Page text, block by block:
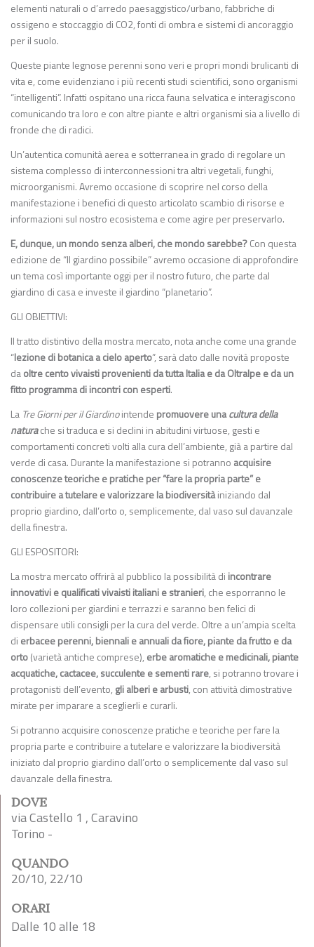
elementi naturali o d’arredo paesaggistico/urbano, fabbriche di
ossigeno e stoccaggio di CO2, fonti di ombra e sistemi di ancoraggio
per il suolo.
Queste piante legnose perenni sono veri e propri mondi brulicanti di
vita e, come evidenziano i più recenti studi scientifici, sono organismi
“intelligenti”. Infatti ospitano una ricca fauna selvatica e interagiscono
comunicando tra loro e con altre piante e altri organismi sia a livello di
fronde che di radici.
Un’autentica comunità aerea e sotterranea in grado di regolare un
sistema complesso di interconnessioni tra altri vegetali, funghi,
microorganismi. Avremo occasione di scoprire nel corso della
manifestazione i benefici di questo articolato scambio di risorse e
informazioni sul nostro ecosistema e come agire per preservarlo.
E, dunque, un mondo senza alberi, che mondo sarebbe?Con questa
edizione de “Il giardino possibile” avremo occasione di approfondire
un tema così importante oggi per il nostro futuro, che parte dal
giardino di casa e investe il giardino “planetario”.
GLI OBIETTIVI:
Il tratto distintivo della mostra mercato, nota anche come una grande
“lezione di botanica a cielo aperto”, sarà dato dalle novità proposte
daoltre cento vivaisti provenienti da tutta Italia e da Oltralpe e da un
fitto programma di incontri con esperti.
La Tre Giorni per il Giardinointende promuovere unacultura della
naturache si traduca e si declini in abitudini virtuose, gesti e
comportamenti concreti volti alla cura dell’ambiente, già a partire dal
verde di casa. Durante la manifestazione si potranno acquisire
conoscenze teoriche e pratiche per “fare la propria parte” e
contribuire a tutelare e valorizzare la biodiversitàiniziando dal
proprio giardino, dall’orto o, semplicemente, dal vaso sul davanzale
della finestra.
GLI ESPOSITORI:
La mostra mercato offrirà al pubblico la possibilità di incontrare
innovativi e qualificati vivaisti italiani e stranieri, che esporranno le
loro collezioni per giardini e terrazzi e saranno ben felici di
dispensare utili consigli per la cura del verde. Oltre a un’ampia scelta
di erbacee perenni, biennali e annuali da fiore, piante da frutto e da
orto(varietà antiche comprese), erbe aromatiche e medicinali, piante
acquatiche, cactacee, succulente e sementi rare, si potranno trovare i
protagonisti dell’evento, gli alberi e arbusti, con attività dimostrative
mirate per imparare a sceglierli e curarli.
Si potranno acquisire conoscenze pratiche e teoriche per fare la
propria parte e contribuire a tutelare e valorizzare la biodiversità
iniziato dal proprio giardino dall’orto o semplicemente dal vaso sul
davanzale della finestra.
DOVE
via Castello 1 , Caravino
Torino -
QUANDO
20/10, 22/10
ORARI
Dalle 10 alle 18